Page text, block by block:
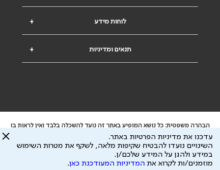
+ לוחות מידע
+ תנאים ומדיניות
הבהרה משפטית: כל נושא המופיע באתר זה נועד להשכלה בלבד ואין לראות בו
ייעוץ רפואי או משפטי. אין הר"י אחראית לתוכן המתפרסם באתר זה ולכל נזק
שעלול להיגרם.
ידוע לי שהר"י אוספת ושומרת מידע אישי לצורך מתן השרות וכי חלק ממנו עשוי
להיות מועבר לצדדים שלישיים, הכל בכפוף למדיניות הפרטיות
עדכנו את מדיניות הפרטיות באתר.
השינויים נועדו להבטיח שקיפות מלאה, לשקף את מטרות השימוש
במידע ולהגן על המידע שלכם/ן.
מוזמנים/ות לקרוא את המדיניות המעודכנת כאן.